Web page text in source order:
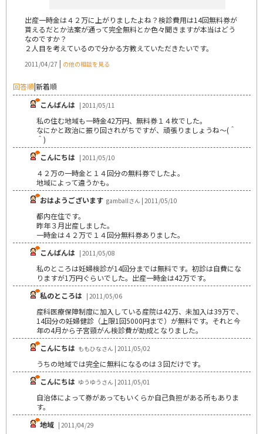
出産一時金は４２万に上がりましたよね？検診費用は14回無料券が
貰えるだとか法案が通って完全無料とか色々聞きますが本当はどう
なのですか？
２人目を考えているので分かる方教えていただきたいです。
2011/04/27 | の他の相談を見る
回答順|新着順
こんばんは | 2011/05/11
私の住む地域も一時金42万円、無料券１４枚でした。
なにかと政治に振り回されがちですが、頑張りましょうね～(＾
＾)
こんにちは | 2011/05/10
４２万の一時金と１４回分の無料券でしたよ。
地域によって違うかも。
おはようございます gamballさん | 2011/05/10
都内在住です。
昨年３月出産しました。
一時金は４２万で１４回分無料券ありました。
こんばんは | 2011/05/08
私のところは妊婦検診が14回分までは無料です。初診は自費にな
りますが1万円ぐらいでした。出産一時金は42万です。
私のところは | 2011/05/06
産科医療保障制度に加入している産院は42万、未加入は39万で、
14回分の妊婦健診（上限1回5000円まで）が無料です。それと今
年の4月から子宮頸がん検診費が助成となりました。
こんにちは ももひなさん | 2011/05/02
うちの地域では完全に無料になるのは３回だけです。
こんにちは ゆうゆうさん | 2011/05/01
自治体によって券があってもいくらか自己負担がある所もありま
す。
地域 | 2011/04/29